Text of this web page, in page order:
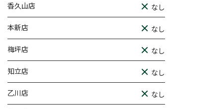
香久山店 なし
本新店 なし
梅坪店 なし
知立店 なし
乙川店 なし